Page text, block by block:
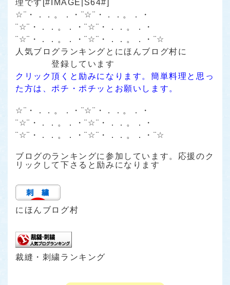
理です[#IMAGE|S64#]
☆¨・．．。．・¨☆¨・．．。．・
¨☆¨・．．。．・¨☆¨・．．。．・
¨☆¨・．．。．・¨☆¨・．．。．・¨☆
人気ブログランキング と にほんブログ村に
登録しています
クリック頂くと励みになります。簡単料理と思っ
た方は、ポチ・ポチッとお願いします。
☆¨・．．。．・¨☆¨・．．。．・
¨☆¨・．．。．・¨☆¨・．．。．・
¨☆¨・．．。．・¨☆¨・．．。．・¨☆
ブログのランキングに参加しています。応援のク
リックして下さると励みになります
にほんブログ村
裁縫・刺繍ランキング